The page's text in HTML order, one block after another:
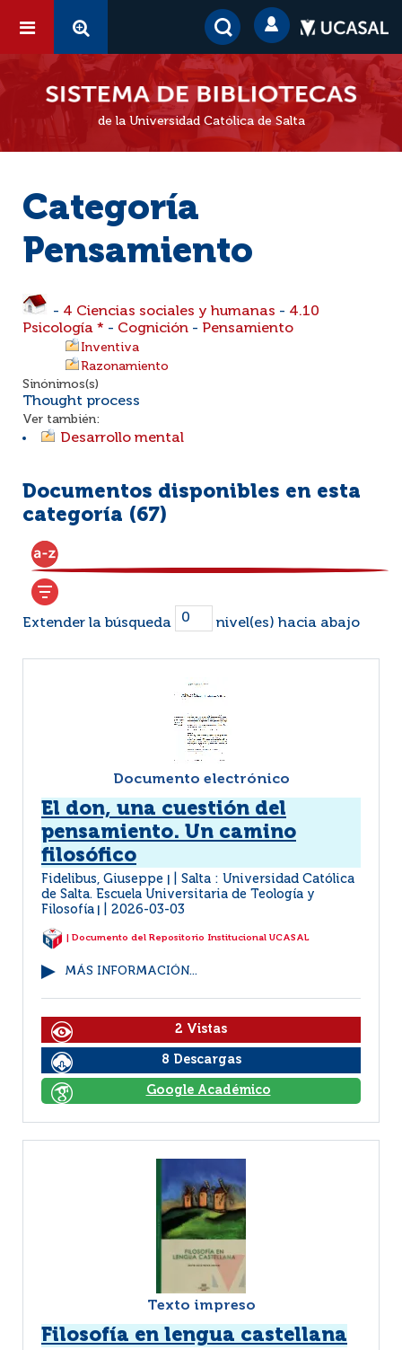
de la Universidad Católica de Salta
Categoría
Pensamiento
- 4 Ciencias sociales y humanas - 4.10
Psicología * - Cognición - Pensamiento
Inventiva
Razonamiento
Sinónimos(s)
Thought process
Ver también:
Desarrollo mental
Documentos disponibles en esta
categoría (67)
Extender la búsqueda nivel(es) hacia abajo
Documento electrónico
El don, una cuestión del
pensamiento. Un camino
filosófico
Fidelibus, Giuseppe
Salta : Universidad Católica
de Salta. Escuela Universitaria de Teología y
Filosofía
2026-03-03
| Documento del Repositorio Institucional UCASAL
MÁS INFORMACIÓN...
2 Vistas
8 Descargas
Google Académico
Texto impreso
Filosofía en lengua castellana